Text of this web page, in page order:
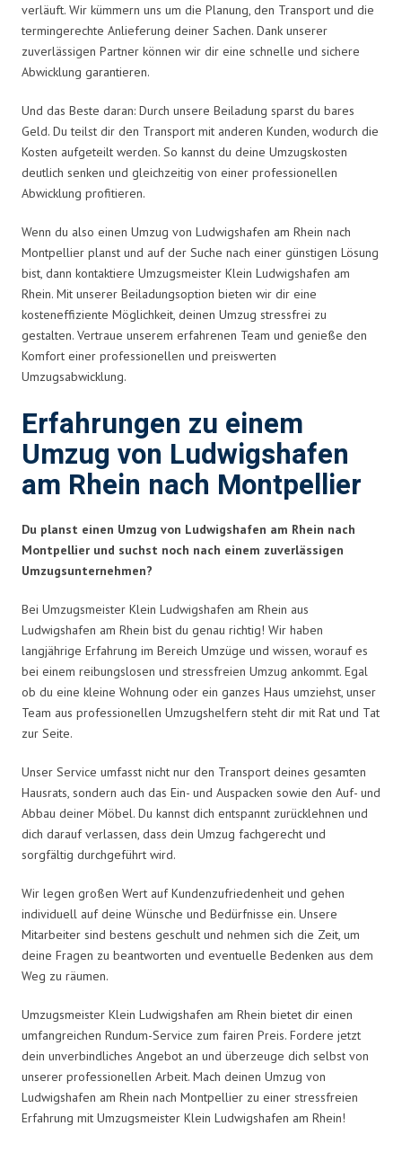
verläuft. Wir kümmern uns um die Planung, den Transport und die
termingerechte Anlieferung deiner Sachen. Dank unserer
zuverlässigen Partner können wir dir eine schnelle und sichere
Abwicklung garantieren.
Und das Beste daran: Durch unsere Beiladung sparst du bares
Geld. Du teilst dir den Transport mit anderen Kunden, wodurch die
Kosten aufgeteilt werden. So kannst du deine Umzugskosten
deutlich senken und gleichzeitig von einer professionellen
Abwicklung profitieren.
Wenn du also einen Umzug von Ludwigshafen am Rhein nach
Montpellier planst und auf der Suche nach einer günstigen Lösung
bist, dann kontaktiere Umzugsmeister Klein Ludwigshafen am
Rhein. Mit unserer Beiladungsoption bieten wir dir eine
kosteneffiziente Möglichkeit, deinen Umzug stressfrei zu
gestalten. Vertraue unserem erfahrenen Team und genieße den
Komfort einer professionellen und preiswerten
Umzugsabwicklung.
Erfahrungen zu einem
Umzug von Ludwigshafen
am Rhein nach Montpellier
Du planst einen Umzug von Ludwigshafen am Rhein nach
Montpellier und suchst noch nach einem zuverlässigen
Umzugsunternehmen?
Bei Umzugsmeister Klein Ludwigshafen am Rhein aus
Ludwigshafen am Rhein bist du genau richtig! Wir haben
langjährige Erfahrung im Bereich Umzüge und wissen, worauf es
bei einem reibungslosen und stressfreien Umzug ankommt. Egal
ob du eine kleine Wohnung oder ein ganzes Haus umziehst, unser
Team aus professionellen Umzugshelfern steht dir mit Rat und Tat
zur Seite.
Unser Service umfasst nicht nur den Transport deines gesamten
Hausrats, sondern auch das Ein- und Auspacken sowie den Auf- und
Abbau deiner Möbel. Du kannst dich entspannt zurücklehnen und
dich darauf verlassen, dass dein Umzug fachgerecht und
sorgfältig durchgeführt wird.
Wir legen großen Wert auf Kundenzufriedenheit und gehen
individuell auf deine Wünsche und Bedürfnisse ein. Unsere
Mitarbeiter sind bestens geschult und nehmen sich die Zeit, um
deine Fragen zu beantworten und eventuelle Bedenken aus dem
Weg zu räumen.
Umzugsmeister Klein Ludwigshafen am Rhein bietet dir einen
umfangreichen Rundum-Service zum fairen Preis. Fordere jetzt
dein unverbindliches Angebot an und überzeuge dich selbst von
unserer professionellen Arbeit. Mach deinen Umzug von
Ludwigshafen am Rhein nach Montpellier zu einer stressfreien
Erfahrung mit Umzugsmeister Klein Ludwigshafen am Rhein!